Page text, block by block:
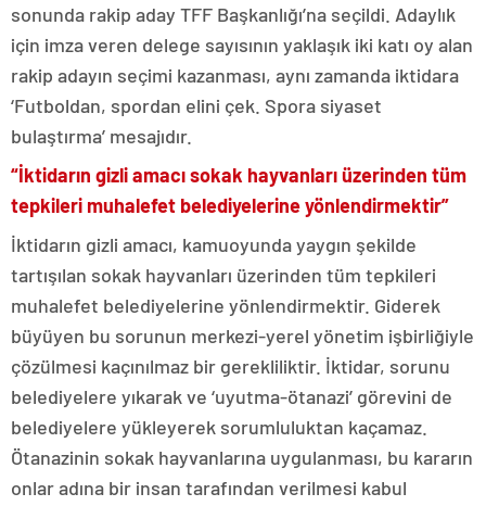
sonunda rakip aday TFF Başkanlığı’na seçildi. Adaylık
için imza veren delege sayısının yaklaşık iki katı oy alan
rakip adayın seçimi kazanması, aynı zamanda iktidara
‘Futboldan, spordan elini çek. Spora siyaset
bulaştırma’ mesajıdır.
“İktidarın gizli amacı sokak hayvanları üzerinden tüm
tepkileri muhalefet belediyelerine yönlendirmektir”
İktidarın gizli amacı, kamuoyunda yaygın şekilde
tartışılan sokak hayvanları üzerinden tüm tepkileri
muhalefet belediyelerine yönlendirmektir. Giderek
büyüyen bu sorunun merkezi-yerel yönetim işbirliğiyle
çözülmesi kaçınılmaz bir gerekliliktir. İktidar, sorunu
belediyelere yıkarak ve ‘uyutma-ötanazi’ görevini de
belediyelere yükleyerek sorumluluktan kaçamaz.
Ötanazinin sokak hayvanlarına uygulanması, bu kararın
onlar adına bir insan tarafından verilmesi kabul